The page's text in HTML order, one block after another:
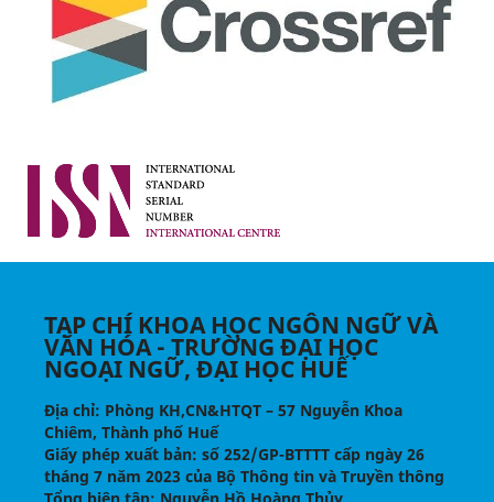
TẠP CHÍ KHOA HỌC NGÔN NGỮ VÀ
VĂN HÓA - TRƯỜNG ĐẠI HỌC
NGOẠI NGỮ, ĐẠI HỌC HUẾ
Địa chỉ: Phòng KH,CN&HTQT – 57 Nguyễn Khoa
Chiêm, Thành phố Huế
Giấy phép xuất bản: số 252/GP-BTTTT cấp ngày 26
tháng 7 năm 2023 của Bộ Thông tin và Truyền thông